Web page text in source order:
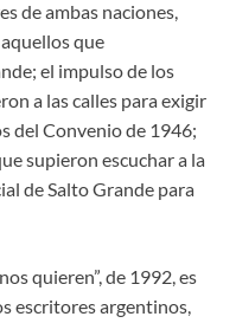
de ambas naciones,
que
el impulso de los
a las calles para exigir
del Convenio de 1946;
supieron escuchar a la
de Salto Grande para
quieren”, de 1992, es
escritores argentinos,